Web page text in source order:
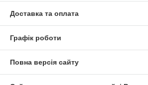
Доставка та оплата
Графік роботи
Повна версія сайту